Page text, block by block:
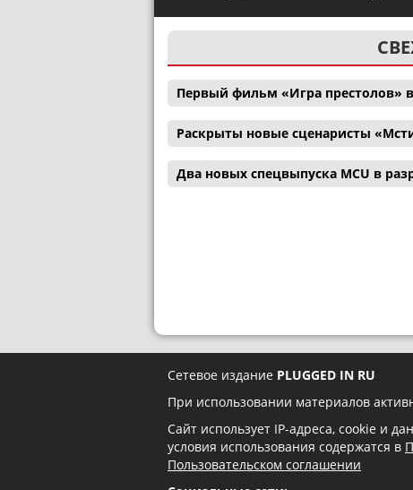
Первый фильм «Игра престолов»
Раскрыты новые сценаристы
Два новых спецвыпуска MCU в
Сетевое издание PLUGGED IN RU
При использовании материалов
Сайт использует IP-адреса, cookie и
условия использования содержатся в
Пользовательском соглашении